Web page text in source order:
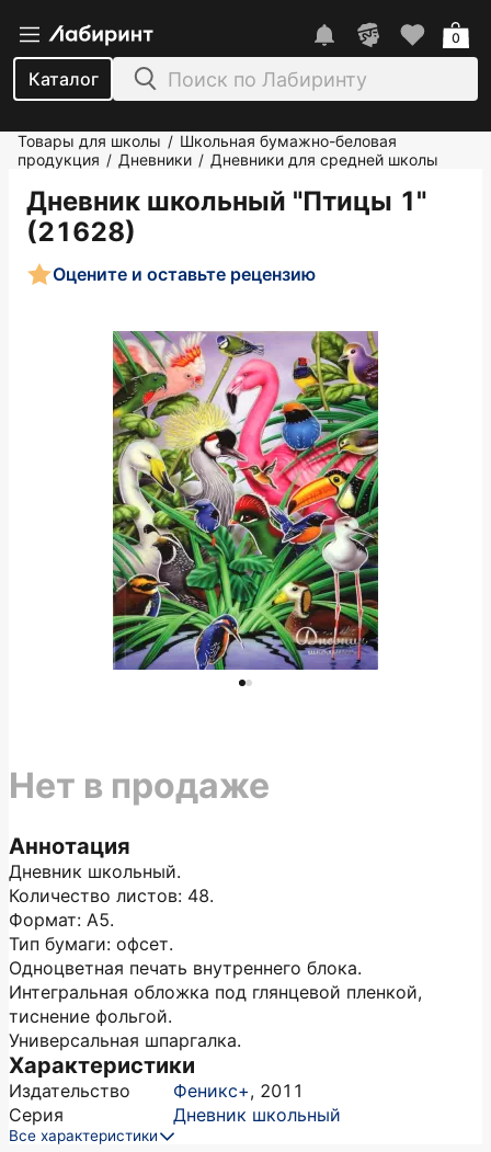
Каталог
0
Товары для школы / Школьная бумажно-беловая
продукция / Дневники / Дневники для средней школы
Дневник школьный "Птицы 1"
(21628)
Оцените и оставьте рецензию
Аннотация
Дневник школьный.
Количество листов: 48.
Формат: А5.
Тип бумаги: офсет.
Одноцветная печать внутреннего блока.
Интегральная обложка под глянцевой пленкой,
тиснение фольгой.
Универсальная шпаргалка.
Характеристики
Издательство Феникс+, 2011
Серия
Дневник школьный
Все характеристики
Нет в продаже